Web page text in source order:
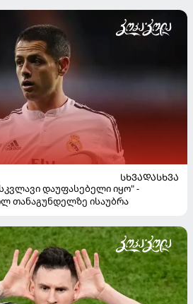
ᲡᲮᲕᲐᲓᲐᲡᲮᲕᲐ
დაუფასებელი იყო" -
თანაგუნდელზე ისაუბრა